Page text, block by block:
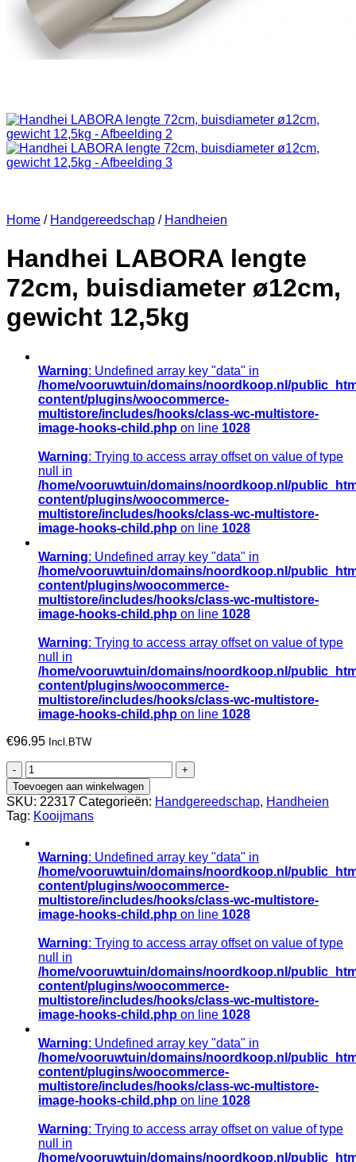
Home / Handgereedschap / Handheien
Handhei LABORA lengte
72cm, buisdiameter ø12cm,
gewicht 12,5kg
Warning: Undefined array key "data" in
/home/vooruwtuin/domains/noordkoop.nl/
content/plugins/woocommerce-
multistore/includes/hooks/class-wc-multistore-
image-hooks-child.php on line 1028
Warning: Trying to access array offset on value of type
null in
/home/vooruwtuin/domains/noordkoop.nl/
content/plugins/woocommerce-
multistore/includes/hooks/class-wc-multistore-
image-hooks-child.php on line 1028
Warning: Undefined array key "data" in
/home/vooruwtuin/domains/noordkoop.nl/
content/plugins/woocommerce-
multistore/includes/hooks/class-wc-multistore-
image-hooks-child.php on line 1028
Warning: Trying to access array offset on value of type
null in
/home/vooruwtuin/domains/noordkoop.nl/
content/plugins/woocommerce-
multistore/includes/hooks/class-wc-multistore-
image-hooks-child.php on line 1028
€96.95 Incl.BTW
Handhei
LABORA
lengte
72cm,
buisdiameter
ø12cm,
gewicht
12,5kg
aantal
Toevoegen aan winkelwagen
SKU: 22317 Categorieën: Handgereedschap, Handheien
Tag: Kooijmans
Warning: Undefined array key "data" in
/home/vooruwtuin/domains/noordkoop.nl/
content/plugins/woocommerce-
multistore/includes/hooks/class-wc-multistore-
image-hooks-child.php on line 1028
Warning: Trying to access array offset on value of type
null in
/home/vooruwtuin/domains/noordkoop.nl/
content/plugins/woocommerce-
multistore/includes/hooks/class-wc-multistore-
image-hooks-child.php on line 1028
Warning: Undefined array key "data" in
/home/vooruwtuin/domains/noordkoop.nl/
content/plugins/woocommerce-
multistore/includes/hooks/class-wc-multistore-
image-hooks-child.php on line 1028
Warning: Trying to access array offset on value of type
null in
/home/vooruwtuin/domains/noordkoop.nl/